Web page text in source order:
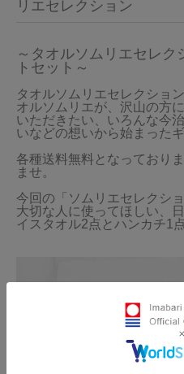
リエセレクション
～タオルソムリエセレク
トセット～
タオルソムリエセレクショ
オルソムリエが、沢山の方
いただきたい、いろんな今
いなどの想いから始まった
各種送料無料となっており
ませ。
今回の「ソムリエセレクシ
大切な人に使ってほしい、
イスタオル2点とハンカチ1